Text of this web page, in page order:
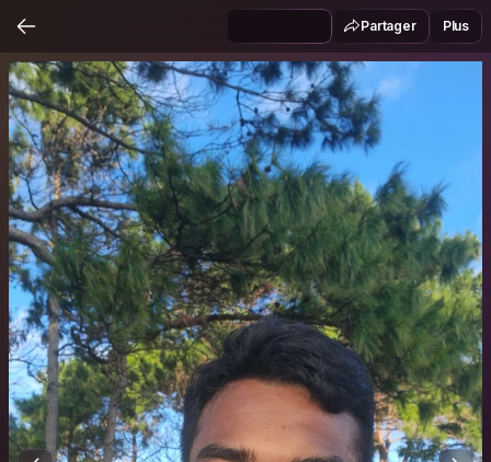
Partager Plus